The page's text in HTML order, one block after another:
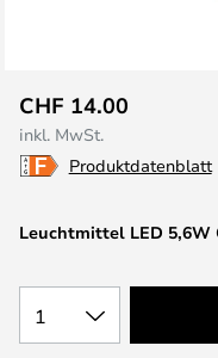
Anfang
der
Bildgalerie
Leuchtmittel LED 5,6W
CHF 14.00
inkl. MwSt.
Produktdatenblatt
1